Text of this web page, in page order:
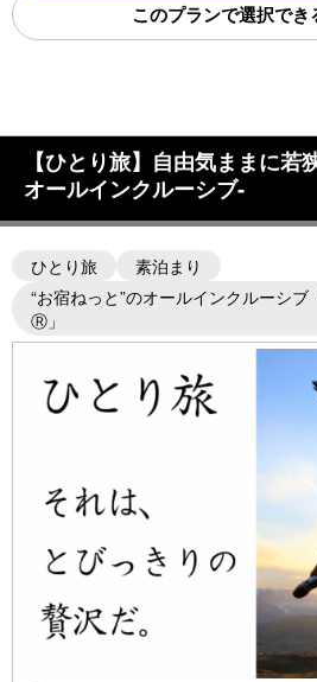
このプランで選択でき
【ひとり旅】自由気ままに
オールインクルーシブ‐
ひとり旅
素泊まり
“お宿ねっと”のオールインクルーシ
Ⓡ」